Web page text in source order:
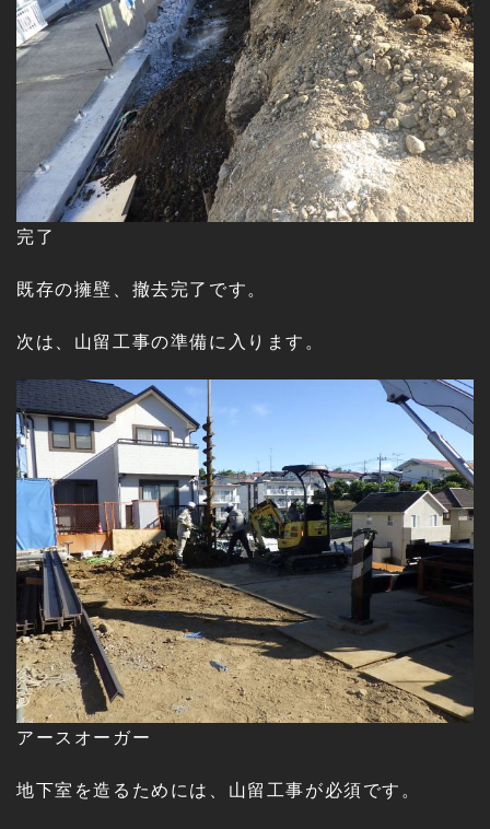
完了
既存の擁壁、撤去完了です。
次は、山留工事の準備に入ります。
アースオーガー
地下室を造るためには、山留工事が必須です。